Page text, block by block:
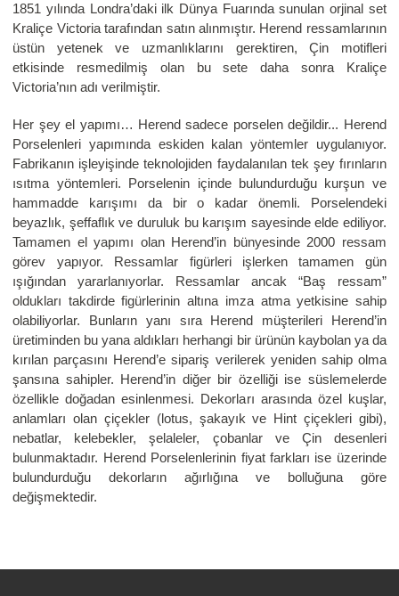
1851 yılında Londra’daki ilk Dünya Fuarında sunulan orjinal set
Kraliçe Victoria tarafından satın alınmıştır. Herend ressamlarının
üstün yetenek ve uzmanlıklarını gerektiren, Çin motifleri
etkisinde resmedilmiş olan bu sete daha sonra Kraliçe
Victoria’nın adı verilmiştir.
Her şey el yapımı… Herend sadece porselen değildir... Herend
Porselenleri yapımında eskiden kalan yöntemler uygulanıyor.
Fabrikanın işleyişinde teknolojiden faydalanılan tek şey fırınların
ısıtma yöntemleri. Porselenin içinde bulundurduğu kurşun ve
hammadde karışımı da bir o kadar önemli. Porselendeki
beyazlık, şeffaflık ve duruluk bu karışım sayesinde elde ediliyor.
Tamamen el yapımı olan Herend’in bünyesinde 2000 ressam
görev yapıyor. Ressamlar figürleri işlerken tamamen gün
ışığından yararlanıyorlar. Ressamlar ancak “Baş ressam”
oldukları takdirde figürlerinin altına imza atma yetkisine sahip
olabiliyorlar. Bunların yanı sıra Herend müşterileri Herend’in
üretiminden bu yana aldıkları herhangi bir ürünün kaybolan ya da
kırılan parçasını Herend’e sipariş verilerek yeniden sahip olma
şansına sahipler. Herend’in diğer bir özelliği ise süslemelerde
özellikle doğadan esinlenmesi. Dekorları arasında özel kuşlar,
anlamları olan çiçekler (lotus, şakayık ve Hint çiçekleri gibi),
nebatlar, kelebekler, şelaleler, çobanlar ve Çin desenleri
bulunmaktadır. Herend Porselenlerinin fiyat farkları ise üzerinde
bulundurduğu dekorların ağırlığına ve bolluğuna göre
değişmektedir.